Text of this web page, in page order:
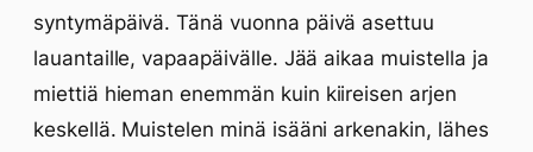
syntymäpäivä. Tänä vuonna päivä asettuu
lauantaille, vapaapäivälle. Jää aikaa muistella ja
miettiä hieman enemmän kuin kiireisen arjen
keskellä. Muistelen minä isääni arkenakin, lähes